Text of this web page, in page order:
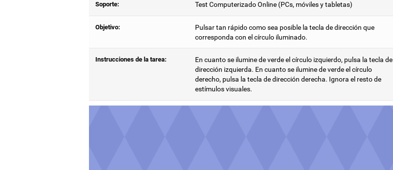
Soporte: Test Computerizado Online (PCs, móviles y tabletas)
Objetivo:
Pulsar tan rápido como sea posible la tecla de dirección que
corresponda con el círculo iluminado.
Instrucciones de la tarea:
En cuanto se ilumine de verde el círculo izquierdo, pulsa la tecla de
dirección izquierda. En cuanto se ilumine de verde el círculo
derecho, pulsa la tecla de dirección derecha. Ignora el resto de
estímulos visuales.